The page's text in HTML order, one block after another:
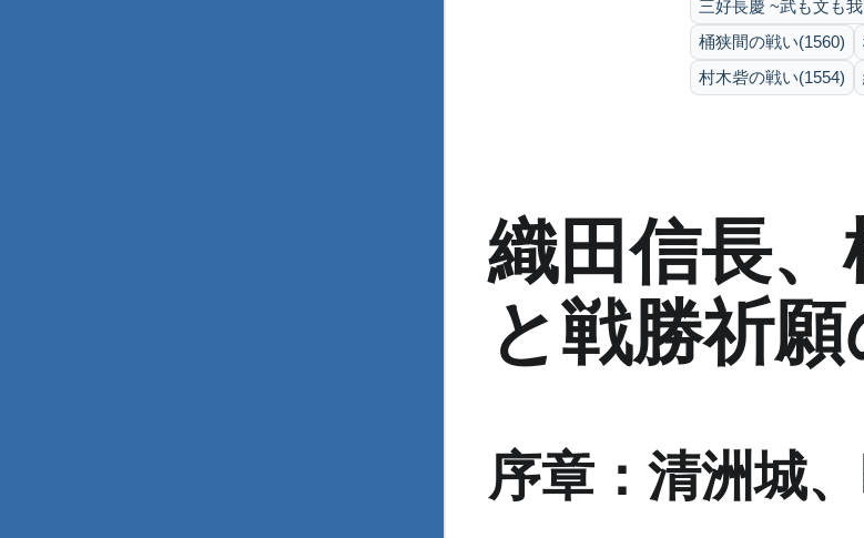
三好長慶 ~武も文も
桶狭間の戦い(1560)
村木砦の戦い(1554)
織田信長
と戦勝祈
序章：清洲城